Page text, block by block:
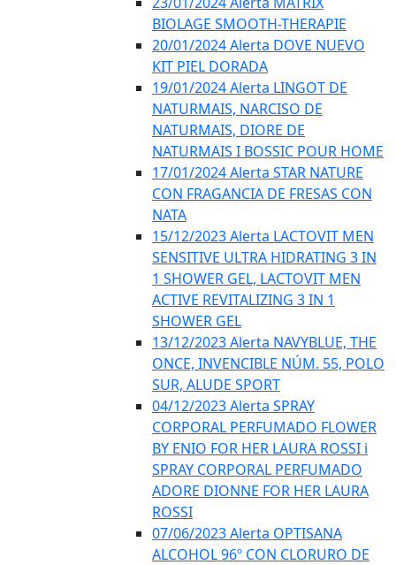
BIOLAGE SMOOTH-THERAPIE
20/01/2024 Alerta DOVE NUEVO
KIT PIEL DORADA
19/01/2024 Alerta LINGOT DE
NATURMAIS, NARCISO DE
NATURMAIS, DIORE DE
NATURMAIS I BOSSIC POUR HOME
17/01/2024 Alerta STAR NATURE
CON FRAGANCIA DE FRESAS CON
NATA
15/12/2023 Alerta LACTOVIT MEN
SENSITIVE ULTRA HIDRATING 3 IN
1 SHOWER GEL, LACTOVIT MEN
ACTIVE REVITALIZING 3 IN 1
SHOWER GEL
13/12/2023 Alerta NAVYBLUE, THE
ONCE, INVENCIBLE NÚM. 55, POLO
SUR, ALUDE SPORT
04/12/2023 Alerta SPRAY
CORPORAL PERFUMADO FLOWER
BY ENIO FOR HER LAURA ROSSI i
SPRAY CORPORAL PERFUMADO
ADORE DIONNE FOR HER LAURA
ROSSI
07/06/2023 Alerta OPTISANA
ALCOHOL 96º CON CLORURO DE